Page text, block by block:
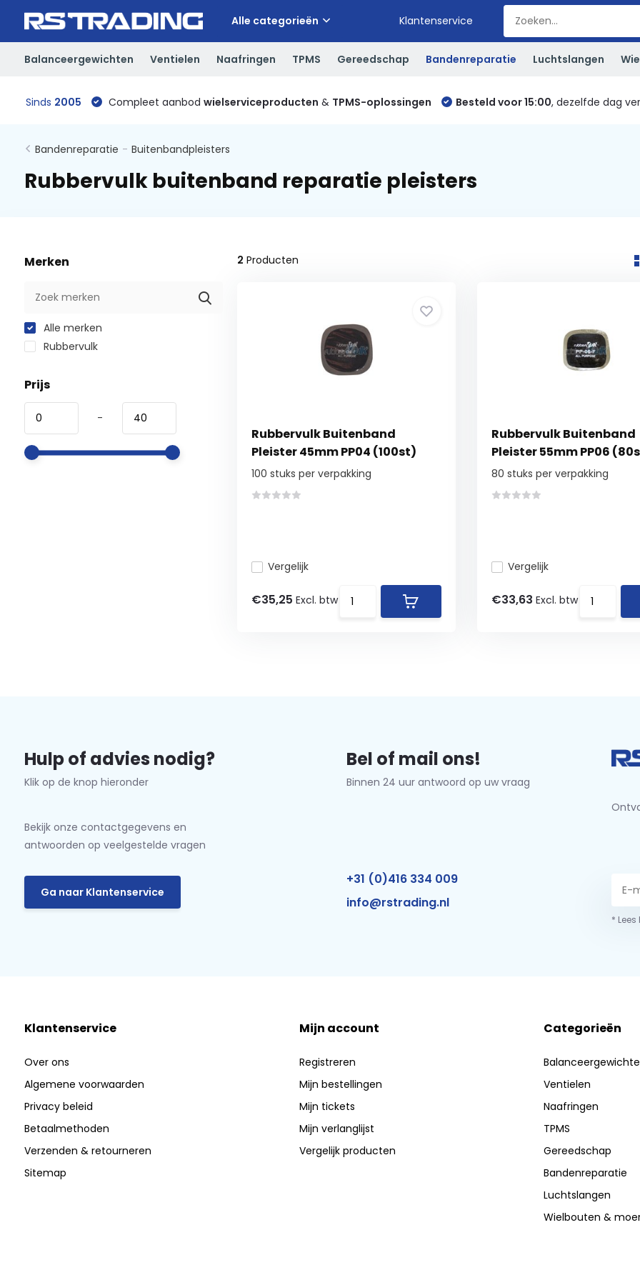
Alle categorieën Klantenservice
Balanceergewichten Ventielen Naafringen TPMS Gereedschap Bandenreparatie Luchtslangen
Sinds 2005 Compleet aanbod wielserviceproducten & TPMS-oplossingen Besteld voor 15:00, dezelfde dag
Bandenreparatie - Buitenbandpleisters
Rubbervulk buitenband reparatie pleisters
Merken
Alle merken
Rubbervulk
Prijs
-
2 Producten
Rubbervulk Buitenband
Pleister 45mm PP04 (100st)
100 stuks per verpakking
Vergelijk
€35,25 Excl. btw
Rubbervulk Buitenband
Pleister 55mm PP06
80 stuks per verpakking
Vergelijk
€33,63 Excl. btw
Hulp of advies nodig?
Klik op de knop hieronder
Bekijk onze contactgegevens en
antwoorden op veelgestelde vragen
Ga naar Klantenservice
Bel of mail ons!
Binnen 24 uur antwoord op uw vraag
+31 (0)416 334 009
info@rstrading.nl
*
Klantenservice
Over ons
Algemene voorwaarden
Privacy beleid
Betaalmethoden
Verzenden & retourneren
Sitemap
Mijn account
Registreren
Mijn bestellingen
Mijn tickets
Mijn verlanglijst
Vergelijk producten
Categorieën
Ventielen
Naafringen
TPMS
Gereedschap
Bandenreparatie
Luchtslangen
Wielbouten &